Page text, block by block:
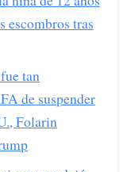
escombros tras
tan
de suspender
Folarin